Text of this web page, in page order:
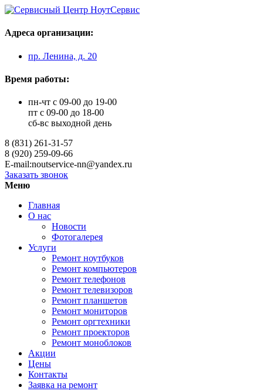
Адреса организации:
пр. Ленина, д. 20
Время работы:
пн-чт с 09-00 до 19-00
пт с 09-00 до 18-00
сб-вс выходной день
8 (831) 261-31-57
8 (920) 259-09-66
E-mail:noutservice-nn@yandex.ru
Заказать звонок
Меню
Главная
О нас
Новости
Фотогалерея
Услуги
Ремонт ноутбуков
Ремонт компьютеров
Ремонт телефонов
Ремонт телевизоров
Ремонт планшетов
Ремонт мониторов
Ремонт оргтехники
Ремонт проекторов
Ремонт моноблоков
Акции
Цены
Контакты
Заявка на ремонт